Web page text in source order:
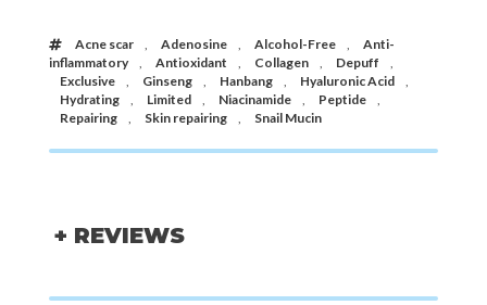
Acne scar , Adenosine , Alcohol-Free ,
Anti-
inflammatory
, Antioxidant , Collagen , Depuff
,
Exclusive
, Ginseng , Hanbang , Hyaluronic Acid
,
Hydrating
, Limited , Niacinamide , Peptide
,
Repairing
, Skin repairing , Snail Mucin
+ REVIEWS